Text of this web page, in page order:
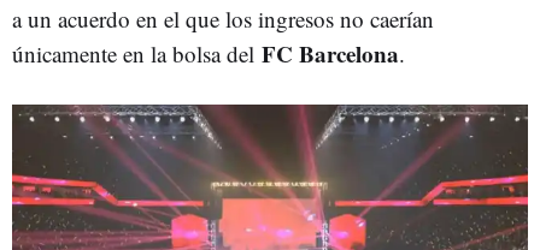
a un acuerdo en el que los ingresos no caerían
únicamente en la bolsa del FC Barcelona.